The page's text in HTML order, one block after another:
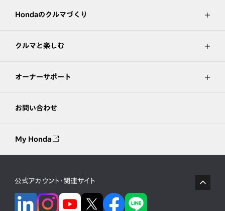
Hondaのクルマづくり
クルマと楽しむ
オーナーサポート
お問い合わせ
My Honda
公式アカウント・関連サイト